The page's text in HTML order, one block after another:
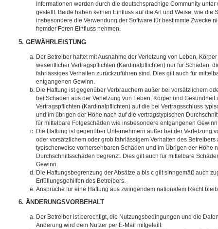
Informationen werden durch die deutschsprachige Community
gestellt. Beide haben keinen Einfluss auf die Art und Weise, wie die
insbesondere die Verwendung der Software für bestimmte Zwecke
fremder Foren Einfluss nehmen.
5. GEWÄHRLEISTUNG
Der Betreiber haftet mit Ausnahme der Verletzung von Leben,
wesentlicher Vertragspflichten (Kardinalpflichten) nur für Schäden,
fahrlässiges Verhalten zurückzuführen sind. Dies gilt auch für
entgangenen Gewinn.
Die Haftung ist gegenüber Verbrauchern außer bei vorsätzlichem
bei Schäden aus der Verletzung von Leben, Körper und
Vertragspflichten (Kardinalpflichten) auf die bei Vertragsschluss
und im übrigen der Höhe nach auf die vertragstypischen
für mittelbare Folgeschäden wie insbesondere entgangenen
Die Haftung ist gegenüber Unternehmern außer bei der Verletzung
oder vorsätzlichem oder grob fahrlässigem Verhalten des Betreibers
typischerweise vorhersehbaren Schäden und im Übrigen der Höhe
Durchschnittsschäden begrenzt. Dies gilt auch für mittelbare
Gewinn.
Die Haftungsbegrenzung der Absätze a bis c gilt sinngemäß auch
Erfüllungsgehilfen des Betreibers.
Ansprüche für eine Haftung aus zwingendem nationalem Recht
6. ÄNDERUNGSVORBEHALT
Der Betreiber ist berechtigt, die Nutzungsbedingungen und die
Änderung wird dem Nutzer per E-Mail mitgeteilt.